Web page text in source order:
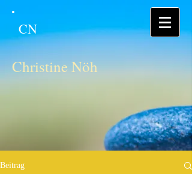
CN
Christine Nöh
Beitrag